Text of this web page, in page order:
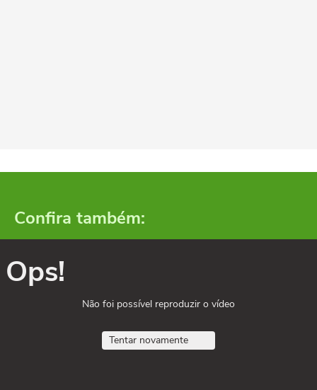
Confira também:
Ops!
Não foi possível reproduzir o vídeo
Tentar novamente